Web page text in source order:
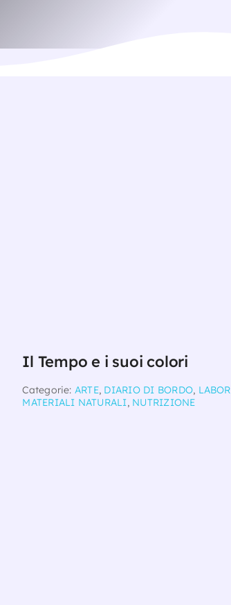
Il Tempo e i suoi colori
Categorie: ARTE, DIARIO DI BORDO,
MATERIALI NATURALI, NUTRIZIONE